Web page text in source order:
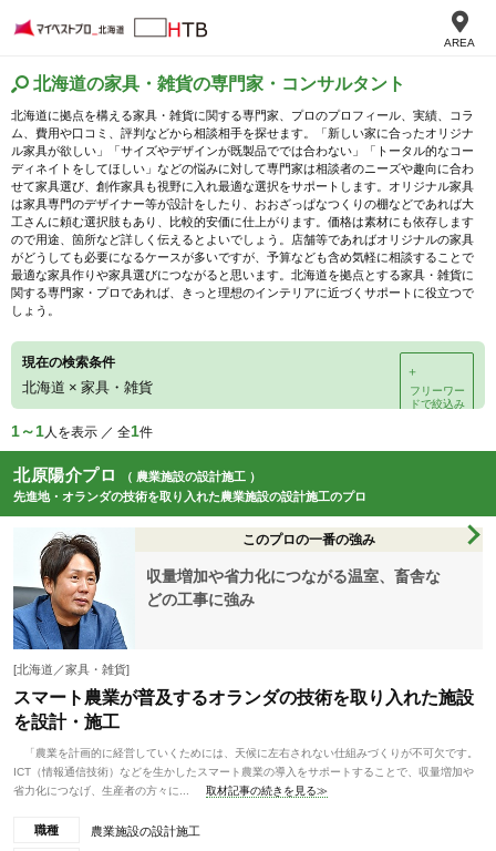
AREA
北海道の家具・雑貨の専門家・コンサルタント
北海道に拠点を構える家具・雑貨に関する専門家、プロのプロフィール、実績、コラ
ム、費用や口コミ、評判などから相談相手を探せます。「新しい家に合ったオリジナ
ル家具が欲しい」「サイズやデザインが既製品ででは合わない」「トータル的なコー
ディネイトをしてほしい」などの悩みに対して専門家は相談者のニーズや趣向に合わ
せて家具選び、創作家具も視野に入れ最適な選択をサポートします。オリジナル家具
は家具専門のデザイナー等が設計をしたり、おおざっぱなつくりの棚などであれば大
工さんに頼む選択肢もあり、比較的安価に仕上がります。価格は素材にも依存します
ので用途、箇所など詳しく伝えるとよいでしょう。店舗等であればオリジナルの家具
がどうしても必要になるケースが多いですが、予算なども含め気軽に相談することで
最適な家具作りや家具選びにつながると思います。北海道を拠点とする家具・雑貨に
関する専門家・プロであれば、きっと理想のインテリアに近づくサポートに役立つで
しょう。
現在の検索条件
北海道 × 家具・雑貨
＋
フリーワー
ドで絞込み
1～1人を表示 ／ 全1件
北原陽介プロ
（ 農業施設の設計施工 ）
先進地・オランダの技術を取り入れた農業施設の設計施工のプロ
このプロの一番の強み
収量増加や省力化につながる温室、畜舎な
どの工事に強み
[北海道／家具・雑貨]
スマート農業が普及するオランダの技術を取り入れた施設
を設計・施工
「農業を計画的に経営していくためには、天候に左右されない仕組みづくりが不可欠です。
ICT（情報通信技術）などを生かしたスマート農業の導入をサポートすることで、収量増加や
省力化につなげ、生産者の方々に...
取材記事の続きを見る≫
職種 農業施設の設計施工